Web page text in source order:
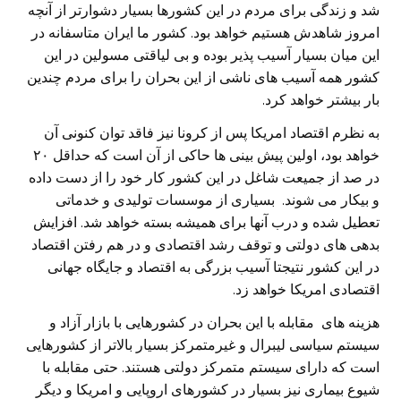
شد و زندگی برای مردم در این کشورها بسیار دشوارتر از آنچه
امروز شاهدش هستیم خواهد بود. کشور ما ایران متاسفانه در
این میان بسیار آسیب پذیر بوده و بی لیاقتی مسولین در این
کشور همه آسیب های ناشی از این بحران را برای مردم چندین
بار بیشتر خواهد کرد.
به نظرم اقتصاد امریکا پس از کرونا نیز فاقد توان کنونی آن
خواهد بود، اولین پیش بینی ها حاکی از آن است که حداقل ۲۰
در صد از جمیعت شاغل در این کشور کار خود را از دست داده
و بیکار می شوند. بسیاری از موسسات تولیدی و خدماتی
تعطیل شده و درب آنها برای همیشه بسته خواهد شد. افزایش
بدهی های دولتی و توقف رشد اقتصادی و در هم رفتن اقتصاد
در این کشور نتیجتا آسیب بزرگی به اقتصاد و جایگاه جهانی
اقتصادی امریکا خواهد زد.
هزینه های مقابله با این بحران در کشورهایی با بازار آزاد و
سیستم سیاسی لیبرال و غیرمتمرکز بسیار بالاتر از کشورهایی
است که دارای سیستم متمرکز دولتی هستند. حتی مقابله با
شیوع بیماری نیز بسیار در کشورهای اروپایی و امریکا و دیگر